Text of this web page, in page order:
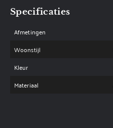
Specificaties
Afmetingen
Woonstijl
Kleur
Materiaal